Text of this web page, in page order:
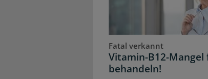
Fatal verkannt
Vitamin-B12-
behandeln!